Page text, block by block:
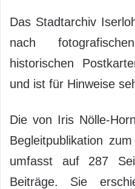
Das Stadtarchiv
nach
historischen
und ist für Hinweise
Die von Iris Nölle-
Begleitpublikation
umfasst auf 287
Beiträge. Sie